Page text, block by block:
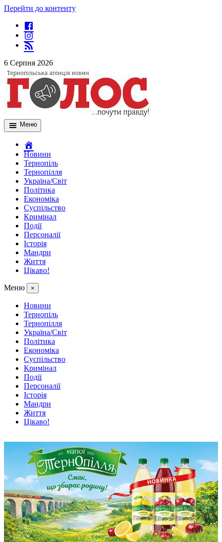
Перейти до контенту
6 Серпня 2026
Меню
Новини
Тернопіль
Тернопілля
Україна/Світ
Політика
Економіка
Суспільство
Кримінал
Події
Персоналії
Історія
Мандри
Життя
Цікаво!
Меню ×
Новини
Тернопіль
Тернопілля
Україна/Світ
Політика
Економіка
Суспільство
Кримінал
Події
Персоналії
Історія
Мандри
Життя
Цікаво!